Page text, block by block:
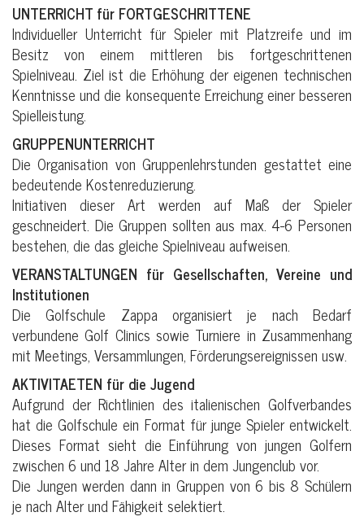
UNTERRICHT für FORTGESCHRITTENE
Individueller Unterricht für Spieler mit Platzreife und im
Besitz von einem mittleren bis fortgeschrittenen
Spielniveau. Ziel ist die Erhöhung der eigenen technischen
Kenntnisse und die konsequente Erreichung einer besseren
Spielleistung.
GRUPPENUNTERRICHT
Die Organisation von Gruppenlehrstunden gestattet eine
bedeutende Kostenreduzierung.
Initiativen dieser Art werden auf Maß der Spieler
geschneidert. Die Gruppen sollten aus max. 4-6 Personen
bestehen, die das gleiche Spielniveau aufweisen.
VERANSTALTUNGEN für Gesellschaften, Vereine und
Institutionen
Die Golfschule Zappa organisiert je nach Bedarf
verbundene Golf Clinics sowie Turniere in Zusammenhang
mit Meetings, Versammlungen, Förderungsereignissen usw.
AKTIVITAETEN für die Jugend
Aufgrund der Richtlinien des italienischen Golfverbandes
hat die Golfschule ein Format für junge Spieler entwickelt.
Dieses Format sieht die Einführung von jungen Golfern
zwischen 6 und 18 Jahre Alter in dem Jungenclub vor.
Die Jungen werden dann in Gruppen von 6 bis 8 Schülern
je nach Alter und Fähigkeit selektiert.